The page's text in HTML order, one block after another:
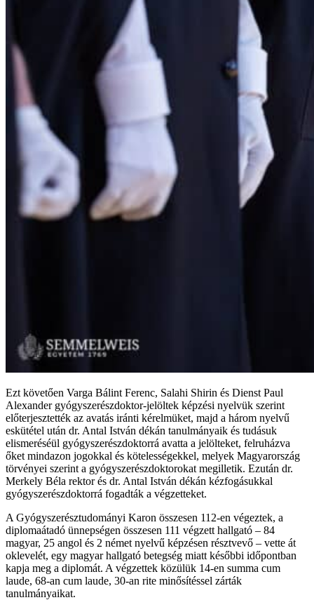
Ezt követően Varga Bálint Ferenc, Salahi Shirin és Dienst Paul
Alexander gyógyszerészdoktor-jelöltek képzési nyelvük szerint
előterjesztették az avatás iránti kérelmüket, majd a három nyelvű
eskütétel után dr. Antal István dékán tanulmányaik és tudásuk
elismeréséül gyógyszerészdoktorrá avatta a jelölteket, felruházva
őket mindazon jogokkal és kötelességekkel, melyek Magyarország
törvényei szerint a gyógyszerészdoktorokat megilletik. Ezután dr.
Merkely Béla rektor és dr. Antal István dékán kézfogásukkal
gyógyszerészdoktorrá fogadták a végzetteket.
A Gyógyszerésztudományi Karon összesen 112-en végeztek, a
diplomaátadó ünnepségen összesen 111 végzett hallgató – 84
magyar, 25 angol és 2 német nyelvű képzésen résztvevő – vette át
oklevelét, egy magyar hallgató betegség miatt későbbi időpontban
kapja meg a diplomát. A végzettek közülük 14-en summa cum
laude, 68-an cum laude, 30-an rite minősítéssel zárták
tanulmányaikat.